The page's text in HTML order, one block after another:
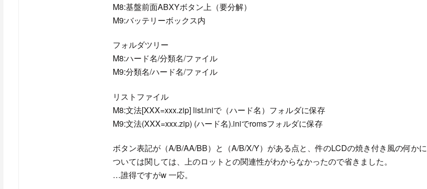
M8:基盤前面ABXYボタン上（要分解）
M9:バッテリーボックス内
フォルダツリー
M8:ハード名/分類名/ファイル
M9:分類名/ハード名/ファイル
リストファイル
M8:文法[XXX=xxx.zip] list.iniで（ハード名）フォルダに保存
M9:文法(XXX=xxx.zip) (ハード名).iniでromsフォルダに保存
ボタン表記が（A/B/AA/BB）と（A/B/X/Y）がある点と、件のLCDの焼き付き風の何かに
ついては関しては、上のロットとの関連性がわからなかったので省きました。
…誰得ですがw 一応。